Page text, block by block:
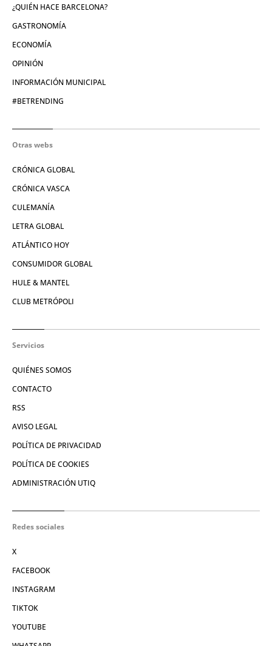
¿QUIÉN HACE BARCELONA?
GASTRONOMÍA
ECONOMÍA
OPINIÓN
INFORMACIÓN MUNICIPAL
#BETRENDING
Otras webs
CRÓNICA GLOBAL
CRÓNICA VASCA
CULEMANÍA
LETRA GLOBAL
ATLÁNTICO HOY
CONSUMIDOR GLOBAL
HULE & MANTEL
CLUB METRÓPOLI
Servicios
QUIÉNES SOMOS
CONTACTO
RSS
AVISO LEGAL
POLÍTICA DE PRIVACIDAD
POLÍTICA DE COOKIES
ADMINISTRACIÓN UTIQ
Redes sociales
X
FACEBOOK
INSTAGRAM
TIKTOK
YOUTUBE